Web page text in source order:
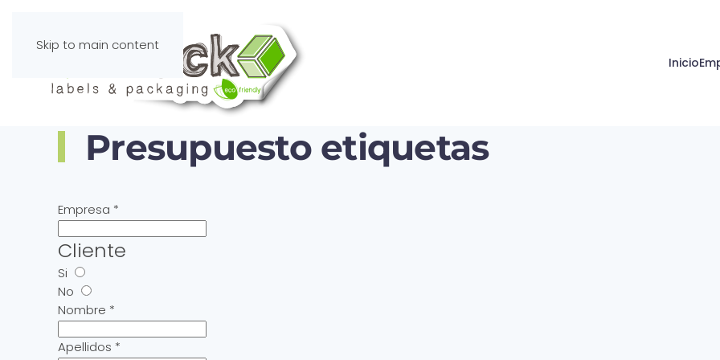
Skip to main content
Inicio
Presupuesto etiquetas
Empresa *
Cliente
Si
No
Nombre *
Apellidos *